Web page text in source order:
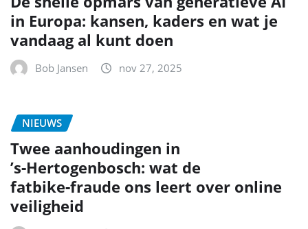
in Europa: kansen, kaders en wat je
vandaag al kunt doen
Bob Jansen nov 27, 2025
NIEUWS
Twee aanhoudingen in
’s‑Hertogenbosch: wat de
fatbike‑fraude ons leert over online
veiligheid